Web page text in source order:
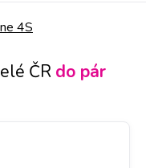
4S
ČR do pár